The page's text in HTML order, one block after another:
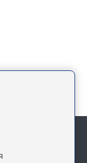
офертой